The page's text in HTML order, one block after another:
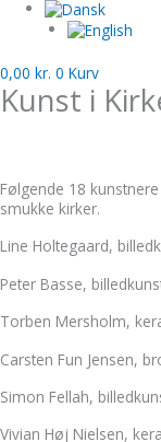
0,00 kr. 0 Kurv
Kunst i
Følgende 18
smukke kirker.
Line Holtegaard,
Peter Basse,
Torben Mersholm,
Carsten Fun Jensen,
Simon Fellah,
Vivian Høj Nielsen,